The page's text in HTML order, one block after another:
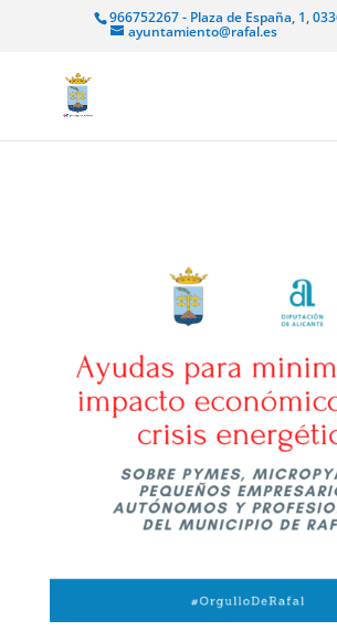
966752267 - Plaza de España, 1,
ayuntamiento@rafal.es